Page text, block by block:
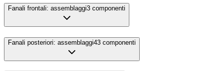
Fanali frontali: assemblaggi3 componenti
Fanali posteriori: assemblaggi43 componenti